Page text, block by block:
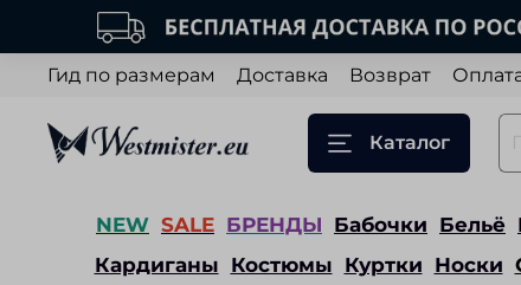
Гид по размерам Доставка Возврат
Каталог
NEW SALE БРЕНДЫ Бабочки Бельё
Кардиганы Костюмы Куртки Носки